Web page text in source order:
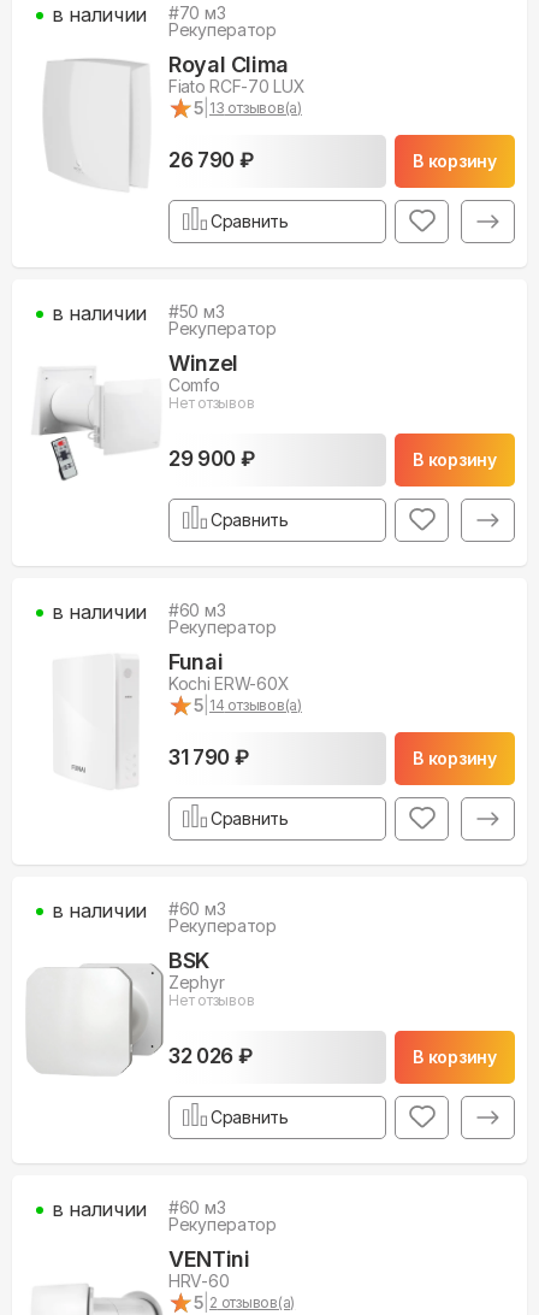
#70 м3
Рекуператор
Royal Clima
Fiato RCF-70 LUX
★
★5 13 отзывов(а)
26 790 ₽ В корзину
в наличии
Сравнить
#50 м3
Рекуператор
Winzel
Comfo
Нет отзывов
29 900 ₽ В корзину
в наличии
Сравнить
#60 м3
Рекуператор
Funai
Kochi ERW-60X
★
★5 14 отзывов(а)
31 790 ₽ В корзину
в наличии
Сравнить
#60 м3
Рекуператор
BSK
Zephyr
Нет отзывов
32 026 ₽ В корзину
в наличии
Сравнить
#60 м3
Рекуператор
VENTini
HRV-60
★
★5 2 отзывов(а)
в наличии